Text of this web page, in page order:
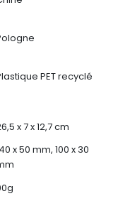
PET recyclé
x 7 x 12,7 cm
x 50 mm, 100 x 30